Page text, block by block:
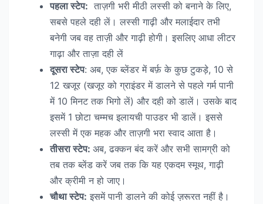
पहला स्टेप: ताज़गी भरी मीठी लस्सी को बनाने के लिए,
सबसे पहले दही लें। लस्सी गाढ़ी और मलाईदार तभी
बनेगी जब वह ताज़ी और गाढ़ी होगी। इसलिए आधा लीटर
गाढ़ा और ताज़ा दही लें
दूसरा स्टेप: अब, एक ब्लेंडर में बर्फ़ के कुछ टुकड़े, 10 से
12 खजूर (खजूर को ग्राइंडर में डालने से पहले गर्म पानी
में 10 मिनट तक भिगो लें) और दही को डालें। उसके बाद
इसमें 1 छोटा चम्मच इलायची पाउडर भी डालें। इससे
लस्सी में एक महक और ताज़गी भरा स्वाद आता है।
तीसरा स्टेप: अब, ढक्कन बंद करें और सभी सामग्री को
तब तक ब्लेंड करें जब तक कि यह एकदम स्मूथ, गाढ़ी
और क्रीमी न हो जाए।
चौथा स्टेप: इसमें पानी डालने की कोई ज़रूरत नहीं है।